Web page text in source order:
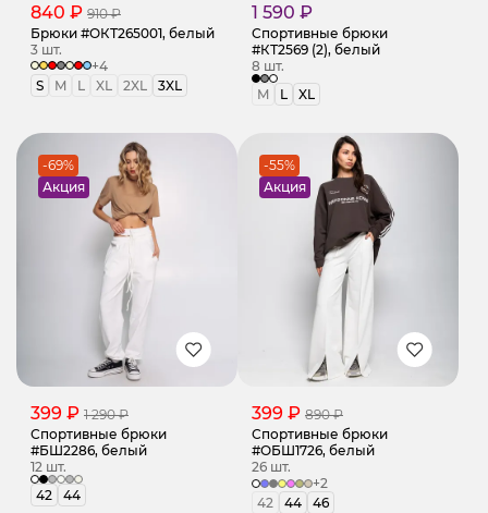
840 ₽ 910 ₽
Брюки #ОКТ265001, белый
3 шт.
+4
S
M L XL 2XL 3XL
1 590 ₽
Спортивные брюки
#КТ2569 (2), белый
8 шт.
M
L XL
-69%
Акция
399 ₽ 1 290 ₽
Спортивные брюки
#БШ2286, белый
12 шт.
42
44
-55%
Акция
399 ₽ 890 ₽
Спортивные брюки
#ОБШ1726, белый
26 шт.
+2
42
44 46